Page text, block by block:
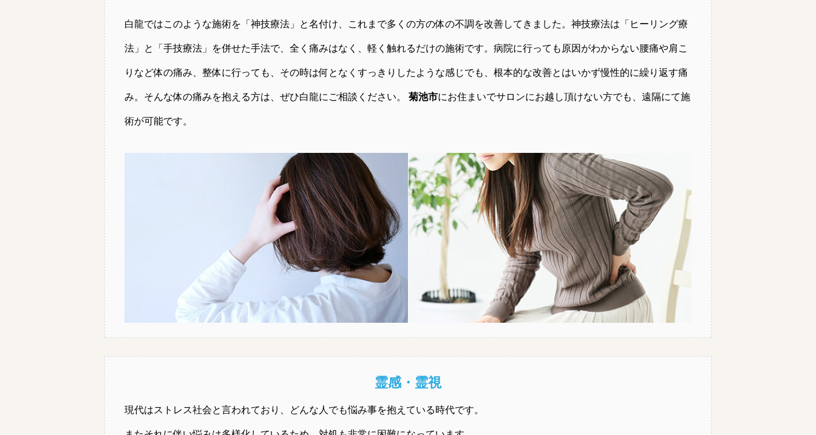
白龍ではこのような施術を「神技療法」と名付け、これまで多くの方の体の不調を改善してきました。神技療法は「ヒーリング療
法」と「手技療法」を併せた手法で、全く痛みはなく、軽く触れるだけの施術です。病院に行っても原因がわからない腰痛や肩こ
りなど体の痛み、整体に行っても、その時は何となくすっきりしたような感じでも、根本的な改善とはいかず慢性的に繰り返す痛
み。そんな体の痛みを抱える方は、ぜひ白龍にご相談ください。 菊池市にお住まいでサロンにお越し頂けない方でも、遠隔にて施
術が可能です。
霊感・霊視
現代はストレス社会と言われており、どんな人でも悩み事を抱えている時代です。